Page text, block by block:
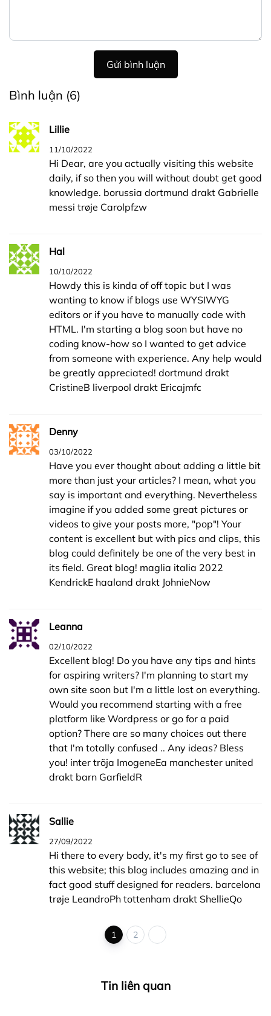
Gửi bình luận
Bình luận (6)
Lillie
11/10/2022
Hi Dear, are you actually visiting this website
daily, if so then you will without doubt get good
knowledge. borussia dortmund drakt Gabrielle
messi trøje Carolpfzw
Hal
10/10/2022
Howdy this is kinda of off topic but I was
wanting to know if blogs use WYSIWYG
editors or if you have to manually code with
HTML. I'm starting a blog soon but have no
coding know-how so I wanted to get advice
from someone with experience. Any help would
be greatly appreciated! dortmund drakt
CristineB liverpool drakt Ericajmfc
Denny
03/10/2022
Have you ever thought about adding a little bit
more than just your articles? I mean, what you
say is important and everything. Nevertheless
imagine if you added some great pictures or
videos to give your posts more, "pop"! Your
content is excellent but with pics and clips, this
blog could definitely be one of the very best in
its field. Great blog! maglia italia 2022
KendrickE haaland drakt JohnieNow
Leanna
02/10/2022
Excellent blog! Do you have any tips and hints
for aspiring writers? I'm planning to start my
own site soon but I'm a little lost on everything.
Would you recommend starting with a free
platform like Wordpress or go for a paid
option? There are so many choices out there
that I'm totally confused .. Any ideas? Bless
you! inter tröja ImogeneEa manchester united
drakt barn GarfieldR
Sallie
27/09/2022
Hi there to every body, it's my first go to see of
this website; this blog includes amazing and in
fact good stuff designed for readers. barcelona
trøje LeandroPh tottenham drakt ShellieQo
1 2
Tin liên quan